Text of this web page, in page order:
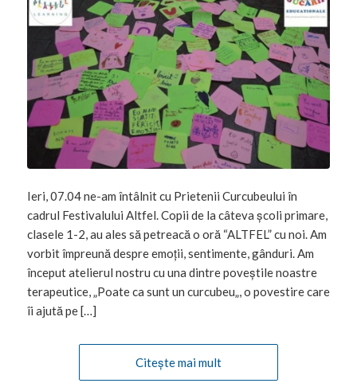
Ieri, 07.04 ne-am întâlnit cu Prietenii Curcubeului în
cadrul Festivalului Altfel. Copii de la câteva școli primare,
clasele 1-2, au ales să petreacă o oră “ALTFEL” cu noi. Am
vorbit împreună despre emoții, sentimente, gânduri. Am
început atelierul nostru cu una dintre poveștile noastre
terapeutice, „Poate ca sunt un curcubeu„, o povestire care
îi ajută pe […]
Citește mai mult